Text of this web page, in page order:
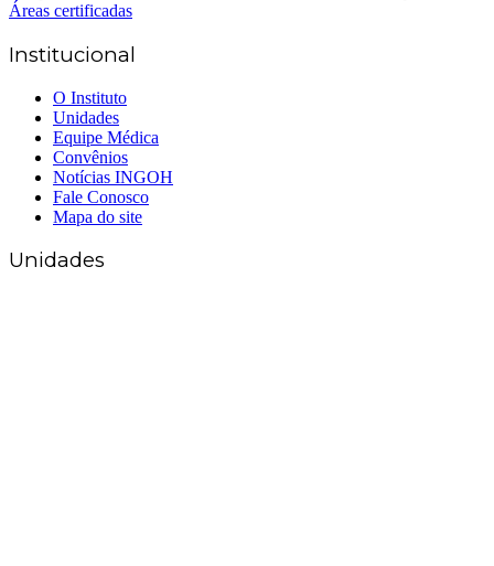
Áreas certificadas
Institucional
O Instituto
Unidades
Equipe Médica
Convênios
Notícias INGOH
Fale Conosco
Mapa do site
Unidades